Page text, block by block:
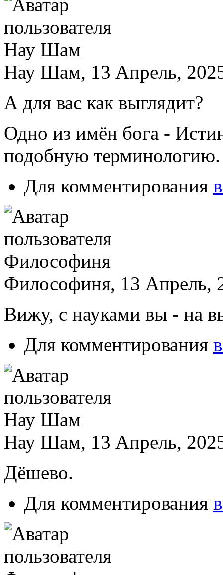
Нау Шам, 13 Апрель,
А для вас как выглядит?
Одно из имён бога -
подобную терминологию.
Для комментирования
Философиня, 13 Апрель,
Вижу, с науками вы - на
Для комментирования
Нау Шам, 13 Апрель,
Дёшево.
Для комментирования